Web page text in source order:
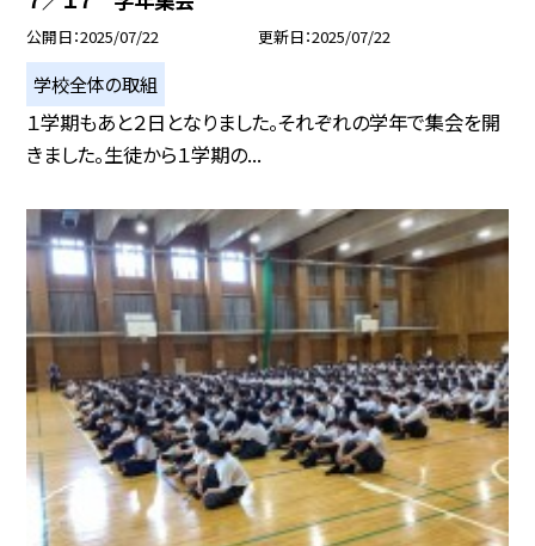
公開日 2025/07/22 更新日 2025/07/22
学校全体の取組
１学期もあと２日となりました。それぞれの学年で集会を開
きました。生徒から１学期の...